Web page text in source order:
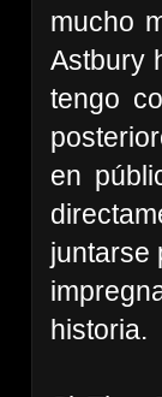
mucho
Astbury
tengo
en
juntarse
historia.